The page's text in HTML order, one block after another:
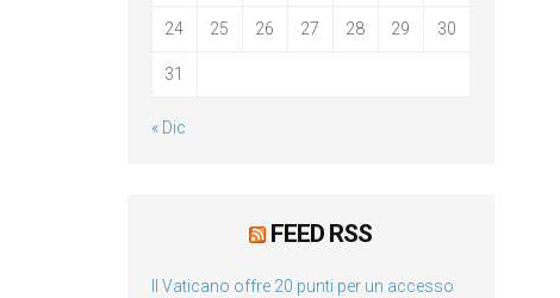
24 25 26 27 28 29 30
31
« Dic
FEED RSS
Il Vaticano offre 20 punti per un accesso